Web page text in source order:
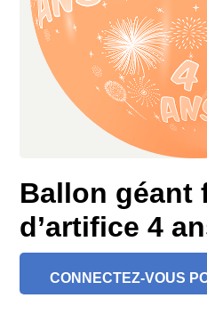
Ballon géant
d’artifice 4
CONNECTEZ-VOUS